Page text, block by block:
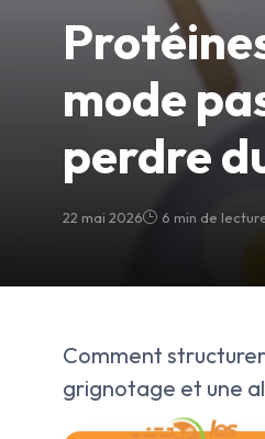
mode
perdre
22 mai 2026 6 min de
Comment
grignotage et une